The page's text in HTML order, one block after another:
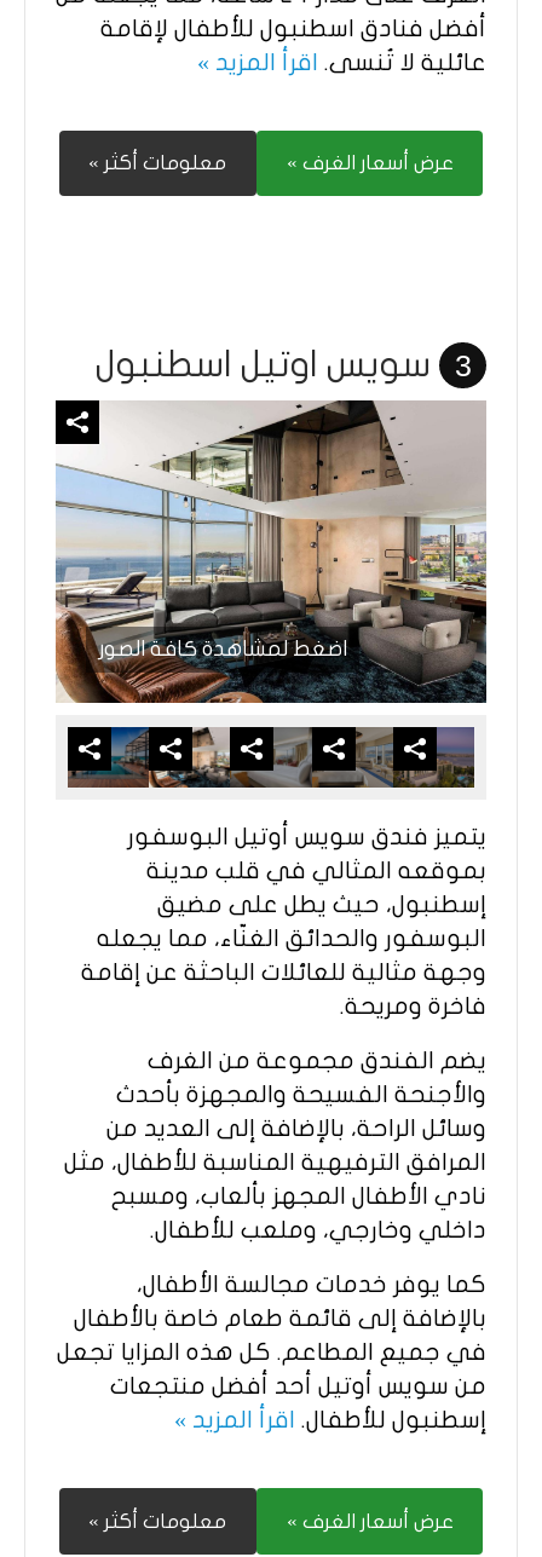
أفضل فنادق اسطنبول للأطفال لإقامة
عائلية لا تُنسى. اقرأ المزيد »
عرض أسعار الغرف » معلومات أكثر »
3 سويس اوتيل اسطنبول
اضغط لمشاهدة كافة الصور
يتميز فندق سويس أوتيل البوسفور
بموقعه المثالي في قلب مدينة
إسطنبول، حيث يطل على مضيق
البوسفور والحدائق الغنّاء، مما يجعله
وجهة مثالية للعائلات الباحثة عن إقامة
فاخرة ومريحة.
يضم الفندق مجموعة من الغرف
والأجنحة الفسيحة والمجهزة بأحدث
وسائل الراحة، بالإضافة إلى العديد من
المرافق الترفيهية المناسبة للأطفال، مثل
نادي الأطفال المجهز بألعاب، ومسبح
داخلي وخارجي، وملعب للأطفال.
كما يوفر خدمات مجالسة الأطفال،
بالإضافة إلى قائمة طعام خاصة بالأطفال
في جميع المطاعم. كل هذه المزايا تجعل
من سويس أوتيل أحد أفضل منتجعات
إسطنبول للأطفال. اقرأ المزيد »
عرض أسعار الغرف » معلومات أكثر »